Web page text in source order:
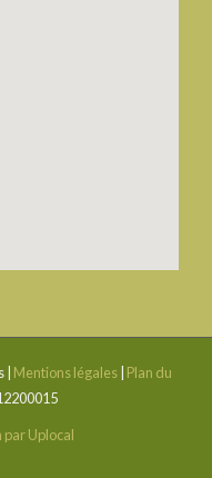
Mentions légales Plan du
par Uplocal